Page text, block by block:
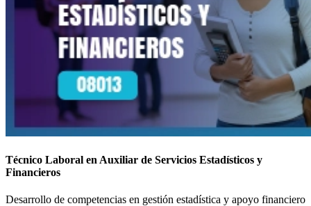
Técnico Laboral en Auxiliar de Servicios Estadísticos y
Financieros
Desarrollo de competencias en gestión estadística y apoyo financiero